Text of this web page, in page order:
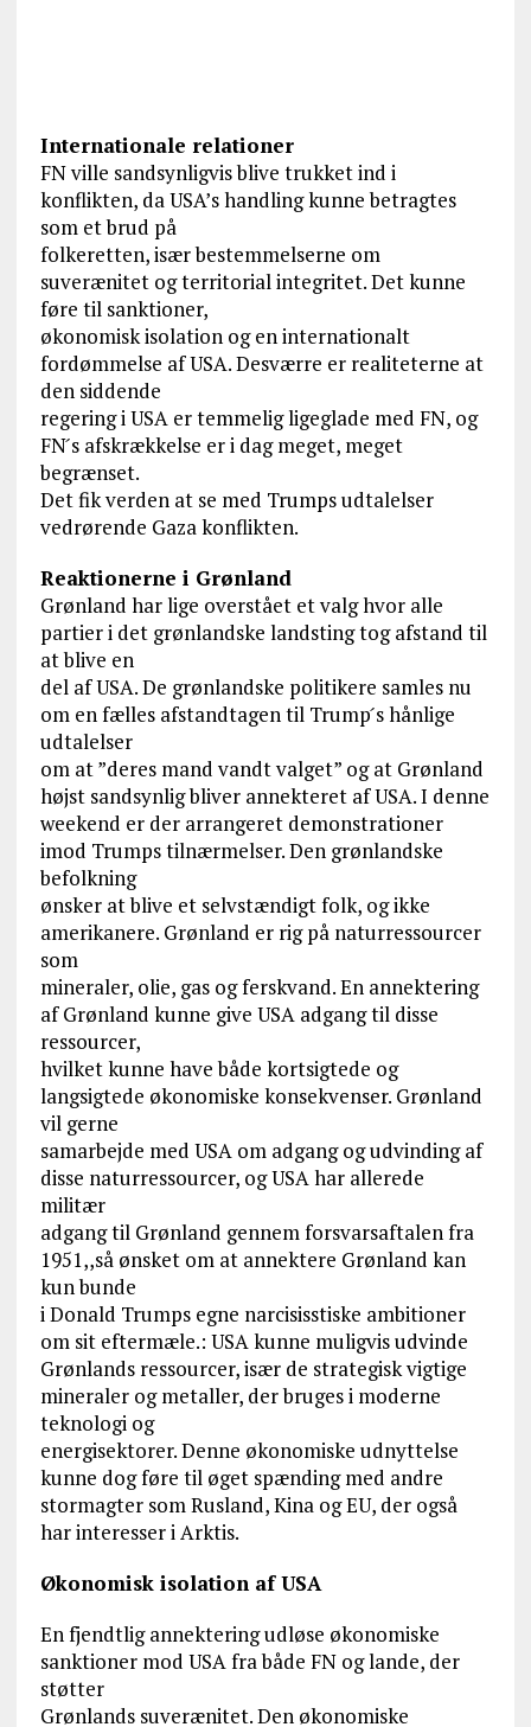
Internationale relationer
FN ville sandsynligvis blive trukket ind i
konflikten, da USA’s handling kunne betragtes
som et brud på
folkeretten, især bestemmelserne om
suverænitet og territorial integritet. Det kunne
føre til sanktioner,
økonomisk isolation og en internationalt
fordømmelse af USA. Desværre er realiteterne at
den siddende
regering i USA er temmelig ligeglade med FN, og
FN ́s afskrækkelse er i dag meget, meget
begrænset.
Det fik verden at se med Trumps udtalelser
vedrørende Gaza konflikten.
Reaktionerne i Grønland
Grønland har lige overstået et valg hvor alle
partier i det grønlandske landsting tog afstand til
at blive en
del af USA. De grønlandske politikere samles nu
om en fælles afstandtagen til Trump ́s hånlige
udtalelser
om at ”deres mand vandt valget” og at Grønland
højst sandsynlig bliver annekteret af USA. I denne
weekend er der arrangeret demonstrationer
imod Trumps tilnærmelser. Den grønlandske
befolkning
ønsker at blive et selvstændigt folk, og ikke
amerikanere. Grønland er rig på naturressourcer
som
mineraler, olie, gas og ferskvand. En annektering
af Grønland kunne give USA adgang til disse
ressourcer,
hvilket kunne have både kortsigtede og
langsigtede økonomiske konsekvenser. Grønland
vil gerne
samarbejde med USA om adgang og udvinding af
disse naturressourcer, og USA har allerede
militær
adgang til Grønland gennem forsvarsaftalen fra
1951,,så ønsket om at annektere Grønland kan
kun bunde
i Donald Trumps egne narcisisstiske ambitioner
om sit eftermæle.: USA kunne muligvis udvinde
Grønlands ressourcer, især de strategisk vigtige
mineraler og metaller, der bruges i moderne
teknologi og
energisektorer. Denne økonomiske udnyttelse
kunne dog føre til øget spænding med andre
stormagter som Rusland, Kina og EU, der også
har interesser i Arktis.
Økonomisk isolation af USA
En fjendtlig annektering udløse økonomiske
sanktioner mod USA fra både FN og lande, der
støtter
Grønlands suverænitet. Den økonomiske